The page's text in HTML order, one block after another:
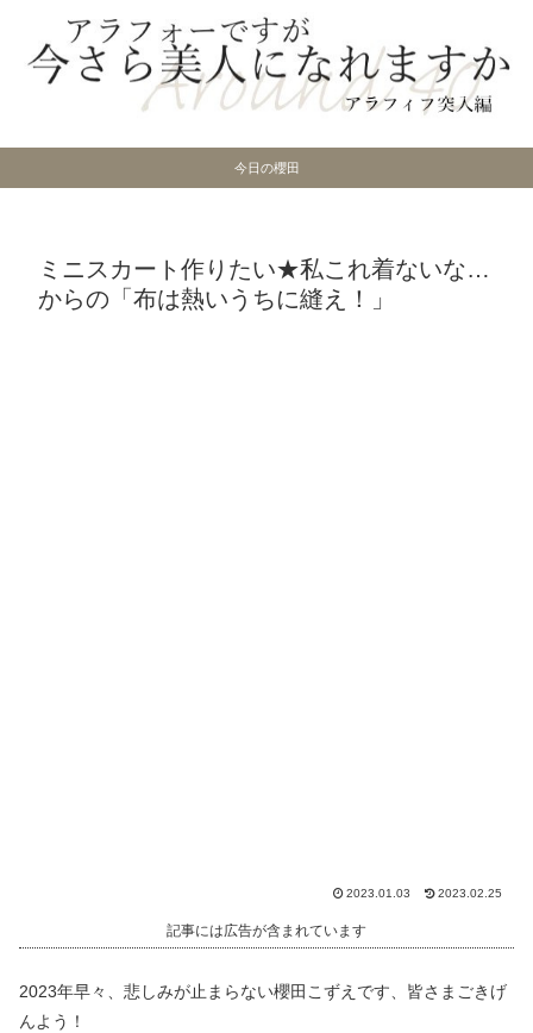
今日の櫻田
ミニスカート作りたい★私これ着ないな…
からの「布は熱いうちに縫え！」
2023.01.03 2023.02.25
記事には広告が含まれています
2023年早々、悲しみが止まらない櫻田こずえです、皆さまごきげ
んよう！